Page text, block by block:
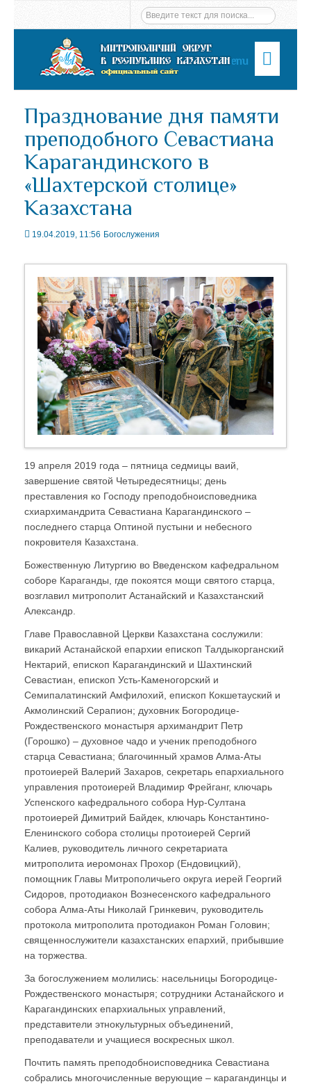
Menu
Празднование дня памяти
преподобного Севастиана
Карагандинского в
«Шахтерской столице»
Казахстана
19.04.2019, 11:56 Богослужения
19 апреля 2019 года – пятница седмицы ваий,
завершение святой Четыредесятницы; день
преставления ко Господу преподобноисповедника
схиархимандрита Севастиана Карагандинского –
последнего старца Оптиной пустыни и небесного
покровителя Казахстана.
Божественную Литургию во Введенском кафедральном
соборе Караганды, где покоятся мощи святого старца,
возглавил митрополит Астанайский и Казахстанский
Александр.
Главе Православной Церкви Казахстана сослужили:
викарий Астанайской епархии епископ Талдыкорганский
Нектарий, епископ Карагандинский и Шахтинский
Севастиан, епископ Усть-Каменогорский и
Семипалатинский Амфилохий, епископ Кокшетауский и
Акмолинский Серапион; духовник Богородице-
Рождественского монастыря архимандрит Петр
(Горошко) – духовное чадо и ученик преподобного
старца Севастиана; благочинный храмов Алма-Аты
протоиерей Валерий Захаров, секретарь епархиального
управления протоиерей Владимир Фрейганг, ключарь
Успенского кафедрального собора Нур-Султана
протоиерей Димитрий Байдек, ключарь Константино-
Еленинского собора столицы протоиерей Сергий
Калиев, руководитель личного секретариата
митрополита иеромонах Прохор (Ендовицкий),
помощник Главы Митрополичьего округа иерей Георгий
Сидоров, протодиакон Вознесенского кафедрального
собора Алма-Аты Николай Гринкевич, руководитель
протокола митрополита протодиакон Роман Головин;
священнослужители казахстанских епархий, прибывшие
на торжества.
За богослужением молились: насельницы Богородице-
Рождественского монастыря; сотрудники Астанайского и
Карагандинских епархиальных управлений,
представители этнокультурных объединений,
преподаватели и учащиеся воскресных школ.
Почтить память преподобноисповедника Севастиана
собрались многочисленные верующие – карагандинцы и